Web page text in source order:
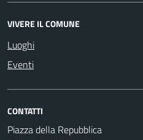
VIVERE IL COMUNE
Luoghi
Eventi
CONTATTI
Piazza della Repubblica